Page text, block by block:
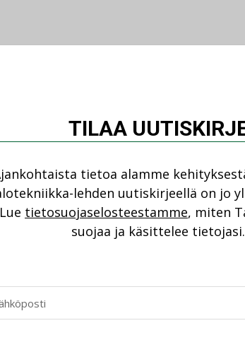
TILAA
tietoa alamme
lehden uutiskirjeellä on jo
Lue tietosuojaselosteestamme, miten
suojaa ja käsittelee tietojasi.